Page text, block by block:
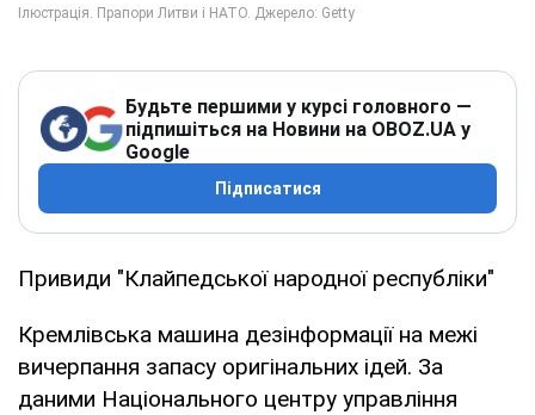
Будьте першими у курсі головного —
підпишіться на Новини на OBOZ.UA у
Google
Підписатися
Привиди "Клайпедської народної республіки"
Кремлівська машина дезінформації на межі
вичерпання запасу оригінальних ідей. За
даними Національного центру управління